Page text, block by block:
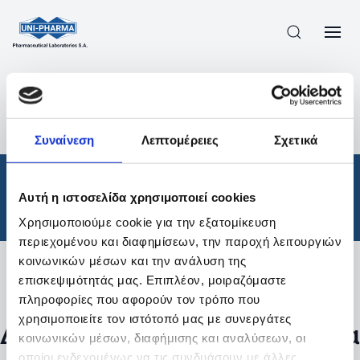
Συναίνεση Λεπτομέρειες Σχετικά
Αυτή η ιστοσελίδα χρησιμοποιεί cookies
Χρησιμοποιούμε cookie για την εξατομίκευση
περιεχομένου και διαφημίσεων, την παροχή λειτουργιών
κοινωνικών μέσων και την ανάλυση της
επισκεψιμότητάς μας. Επιπλέον, μοιραζόμαστε
πληροφορίες που αφορούν τον τρόπο που
χρησιμοποιείτε τον ιστότοπό μας με συνεργάτες
κοινωνικών μέσων, διαφήμισης και αναλύσεων, οι
οποίοι ενδεχομένως να τις συνδυάσουν με άλλες
ΠΡΟΪΟΝΤΑ
ΘΕΡΑΠΕΥΤΙΚΈΣ ΚΑΤΗΓΟΡΊΕΣ
/
ΑΠΟΤΕΛΕΣΜΑΤΑ ΑΝΑΖΗΤΗΣΗΣ
Θεραπευτικές Κατηγορίες
Φίλτρα
Δεν βρέθηκαν προϊόντα με τα